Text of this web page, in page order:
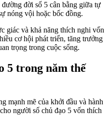
đời số 5 cân bằng giữa tự
nóng vội hoặc bốc đồng.
giác và khả năng thích nghi vốn
cơ hội phát triển, tăng trưởng
trọng trong cuộc sống.
5 trong năm thế
mạnh mẽ của khởi đầu và hành
người số chủ đạo 5 vốn thích